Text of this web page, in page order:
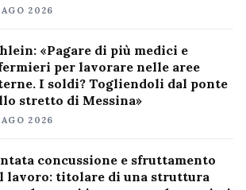
2026
«Pagare di più medici e
per lavorare nelle aree
I soldi? Togliendoli dal ponte
stretto di Messina»
2026
concussione e sfruttamento
lavoro: titolare di una struttura